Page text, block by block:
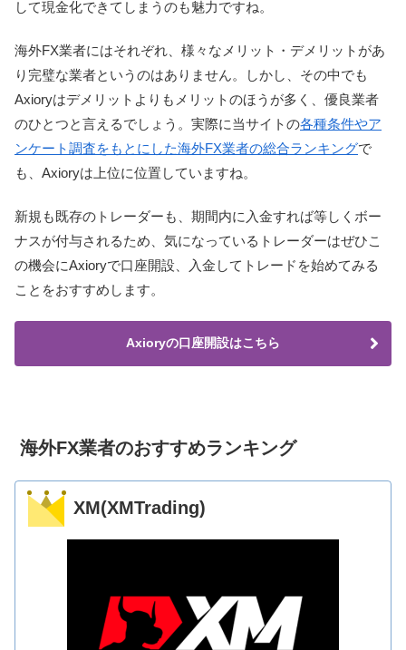
して現金化できてしまうのも魅力ですね。
海外FX業者にはそれぞれ、様々なメリット・デメリットがあ
り完璧な業者というのはありません。しかし、その中でも
Axioryはデメリットよりもメリットのほうが多く、優良業者
のひとつと言えるでしょう。実際に当サイトの各種条件やア
ンケート調査をもとにした海外FX業者の総合ランキングで
も、Axioryは上位に位置していますね。
新規も既存のトレーダーも、期間内に入金すれば等しくボー
ナスが付与されるため、気になっているトレーダーはぜひこ
の機会にAxioryで口座開設、入金してトレードを始めてみる
ことをおすすめします。
Axioryの口座開設はこちら
海外FX業者のおすすめランキング
XM(XMTrading)